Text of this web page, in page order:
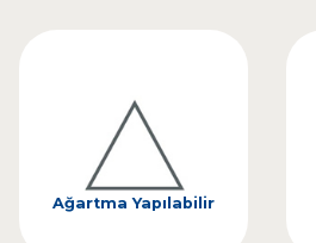
Ağartma Yapılabilir